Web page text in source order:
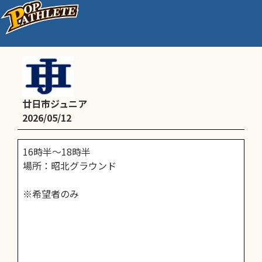
平日練習
廿日市ジュニア
2026/05/12
16時半〜18時半
場所：昭北グラウンド
※希望者のみ